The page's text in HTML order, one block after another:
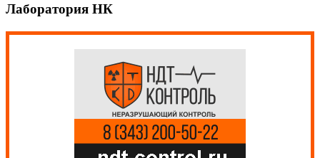
Лаборатория НК